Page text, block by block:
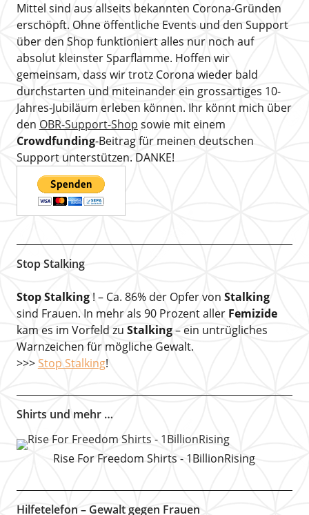
Mittel sind aus allseits bekannten Corona-Gründen
erschöpft. Ohne öffentliche Events und den Support
über den Shop funktioniert alles nur noch auf
absolut kleinster Sparflamme. Hoffen wir
gemeinsam, dass wir trotz Corona wieder bald
durchstarten und miteinander ein grossartiges 10-
Jahres-Jubiläum erleben können. Ihr könnt mich über
den OBR-Support-Shop sowie mit einem
Crowdfunding-Beitrag für meinen deutschen
Support unterstützen. DANKE!
Stop Stalking
Stop Stalking! – Ca. 86% der Opfer von Stalking
sind Frauen. In mehr als 90 Prozent aller Femizide
kam es im Vorfeld zu Stalking– ein untrügliches
Warnzeichen für mögliche Gewalt.
>>> Stop Stalking!
Shirts und mehr …
Rise For Freedom Shirts - 1BillionRising
Hilfetelefon – Gewalt gegen Frauen